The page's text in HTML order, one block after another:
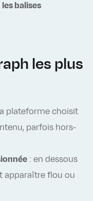
balises
les plus
plateforme choisit
parfois hors-
: en dessous
apparaître flou ou